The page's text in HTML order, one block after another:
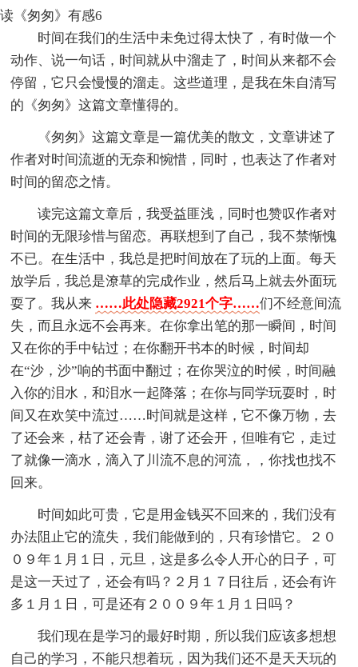
读《匆匆》有感6
时间在我们的生活中未免过得太快了，有时做一个
动作、说一句话，时间就从中溜走了，时间从来都不会
停留，它只会慢慢的溜走。这些道理，是我在朱自清写
的《匆匆》这篇文章懂得的。
《匆匆》这篇文章是一篇优美的散文，文章讲述了
作者对时间流逝的无奈和惋惜，同时，也表达了作者对
时间的留恋之情。
读完这篇文章后，我受益匪浅，同时也赞叹作者对
时间的无限珍惜与留恋。再联想到了自己，我不禁惭愧
不已。在生活中，我总是把时间放在了玩的上面。每天
放学后，我总是潦草的完成作业，然后马上就去外面玩
耍了。我从来 ……此处隐藏2921个字……们不经意间流
失，而且永远不会再来。在你拿出笔的那一瞬间，时间
又在你的手中钻过；在你翻开书本的时候，时间却
在“沙，沙”响的书面中翻过；在你哭泣的时候，时间融
入你的泪水，和泪水一起降落；在你与同学玩耍时，时
间又在欢笑中流过……时间就是这样，它不像万物，去
了还会来，枯了还会青，谢了还会开，但唯有它，走过
了就像一滴水，滴入了川流不息的河流，，你找也找不
回来。
时间如此可贵，它是用金钱买不回来的，我们没有
办法阻止它的流失，我们能做到的，只有珍惜它。２０
０９年１月１日，元旦，这是多么令人开心的日子，可
是这一天过了，还会有吗？２月１７日往后，还会有许
多１月１日，可是还有２００９年１月１日吗？
我们现在是学习的最好时期，所以我们应该多想想
自己的学习，不能只想着玩，因为我们还不是天天玩的